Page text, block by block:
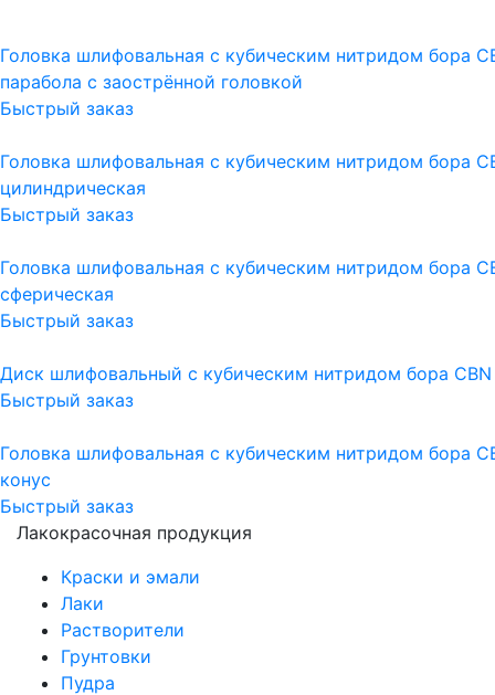
Головка шлифовальная с кубическим нитридом бора
парабола с заострённой головкой
Быстрый заказ
Головка шлифовальная с кубическим нитридом бора
цилиндрическая
Быстрый заказ
Головка шлифовальная с кубическим нитридом бора
сферическая
Быстрый заказ
Диск шлифовальный с кубическим нитридом бора CBN
Быстрый заказ
Головка шлифовальная с кубическим нитридом бора
конус
Быстрый заказ
Лакокрасочная продукция
Краски и эмали
Лаки
Растворители
Грунтовки
Пудра